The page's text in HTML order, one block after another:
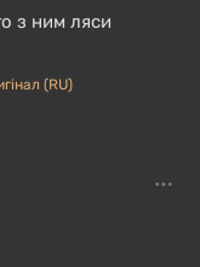
з ним ляси
(RU)